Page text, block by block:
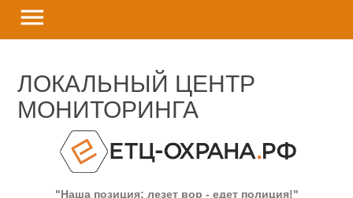
menu
ЛОКАЛЬНЫЙ ЦЕНТР
МОНИТОРИНГА
"Наша позиция: лезет вор - едет полиция!"